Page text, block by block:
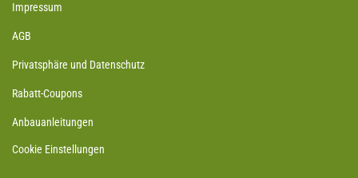
Impressum
AGB
Privatsphäre und Datenschutz
Rabatt-Coupons
Anbauanleitungen
Cookie Einstellungen